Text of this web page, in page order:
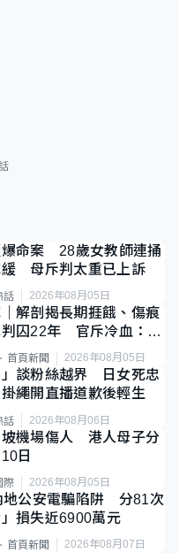
爆命案 28歲女教師連捅
緩 母斥判太重已上訴
話 2026年08月05日
解剖揭長期捱餓、傷痕
囚22年 官斥冷血：同
首頁新聞 2026年08月05日
」談粉絲越界 日女死忠
繩開直播道歉後輕生
話 2026年08月06日
坡機場傷人 港人母子分
日
際 2026年08月05日
地公安電騙陷阱 分81次
損失近6900萬元
首頁新聞 2026年08月07日